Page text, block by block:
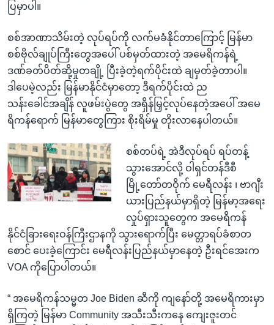
ပြမှာပါ။
စစ်အာဏာသိမ်းတဲ့ လုပ်ရပ်ကို လက်မခံနိုင်တာကြောင့် မြန်မာ
စစ်ဗိုလ်ချုပ်ကြီးတွေအပေါ် ပစ်မှတ်ထားတဲ့ အမေရိကန်ရဲ့
ဒဏ်ခတ်ပိတ်ဆို့မှုတချို့ ပြီးခဲ့တဲ့ရက်ပိုင်းထဲ ချမှတ်ခဲ့တာပါ။
ဒါပေမဲ့လည်း မြန်မာနိုင်ငံမှာတော့ ဒီရက်ပိုင်းထဲ ည
သန်းခေါင်အချိန် လူဖမ်းပွဲတွေ အရှိန်မြှင့်လုပ်နေတဲ့အပေါ် အမေ
ရိကန်ရောက် မြန်မာတွေကြား စိုးရိမ်မှု တိုးလာနေပါတယ်။
စစ်တပ်ရဲ့ အဲဒီလုပ်ရပ် ရပ်တန့်
သွားအောင်လို့ ဝါရှင်တန်ဒီစီ
မြို့တော်တဝိုက် မေရီလန်း ၊ ဗာဂျီး
ယားပြည်နယ်မှာရှိတဲ့ မြန်မာ့အရေး
လှုပ်ရှားသူတွေက အမေရိကန်
နိုင်ငံခြားရေးဝန်ကြီးဌာနကို သွားရောက်ပြီး မေတ္တာရပ်ခံစာတ
စောင် ပေးခဲ့ကြောင်း မေရီလန်းပြည်နယ်မှာနေတဲ့ ဦးရင်အေးက
VOA ကိုပြောပါတယ်။
“ အမေရိကန်သမ္မတ Joe Biden ဆီကို ကျနော်တို့ အမေရိကားမှာ
ရှိကြတဲ့ မြန်မာ Community အသီးသီးကနေ ကျေးဇူးတင်